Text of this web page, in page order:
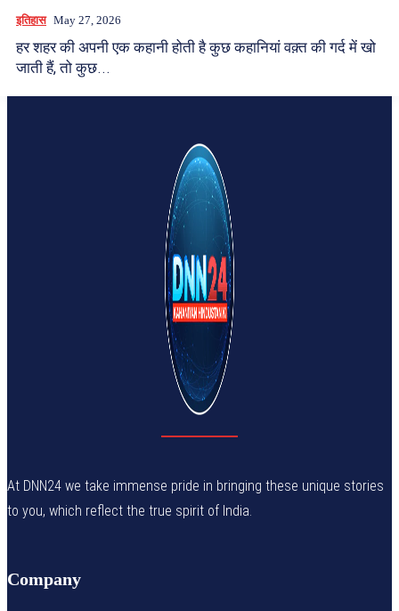
इतिहास May 27, 2026
हर शहर की अपनी एक कहानी होती है कुछ कहानियां वक़्त की गर्द में खो
जाती हैं, तो कुछ...
At DNN24 we take immense pride in bringing these unique stories
to you, which reflect the true spirit of India.
Company